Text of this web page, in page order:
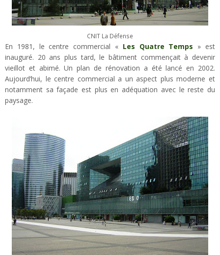
CNIT La Défense
En 1981, le centre commercial « Les Quatre Temps » est
inauguré. 20 ans plus tard, le bâtiment commençait à devenir
vieillot et abimé. Un plan de rénovation a été lancé en 2002.
Aujourd’hui, le centre commercial a un aspect plus moderne et
notamment sa façade est plus en adéquation avec le reste du
paysage.